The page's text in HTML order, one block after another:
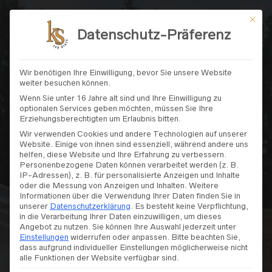
GÄSTELISTE
SUMMER NIGHT PARTY
Sichere Dir deinen Platz auf der Gästeliste. Wir freuen uns auf
Euch!
Mit
Datenschutz-Präferenz
Wir benötigen Ihre Einwilligung, bevor Sie unsere Website
weiter besuchen können.
Wenn Sie unter 16 Jahre alt sind und Ihre Einwilligung zu
optionalen Services geben möchten, müssen Sie Ihre
Erziehungsberechtigten um Erlaubnis bitten.
Wir verwenden Cookies und andere Technologien auf unserer
Website. Einige von ihnen sind essenziell, während andere uns
helfen, diese Website und Ihre Erfahrung zu verbessern.
Personenbezogene Daten können verarbeitet werden (z. B.
IP-Adressen), z. B. für personalisierte Anzeigen und Inhalte
oder die Messung von Anzeigen und Inhalten. Weitere
Informationen über die Verwendung Ihrer Daten finden Sie in
unserer Datenschutzerklärung. Es besteht keine Verpflichtung,
in die Verarbeitung Ihrer Daten einzuwilligen, um dieses
Angebot zu nutzen. Sie können Ihre Auswahl jederzeit unter
Einstellungen widerrufen oder anpassen. Bitte beachten Sie,
dass aufgrund individueller Einstellungen möglicherweise nicht
alle Funktionen der Website verfügbar sind.